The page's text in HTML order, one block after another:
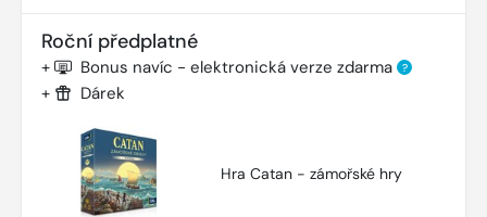
Roční předplatné
+ Bonus navíc - elektronická verze zdarma ?
+ Dárek
Hra Catan - zámořské hry